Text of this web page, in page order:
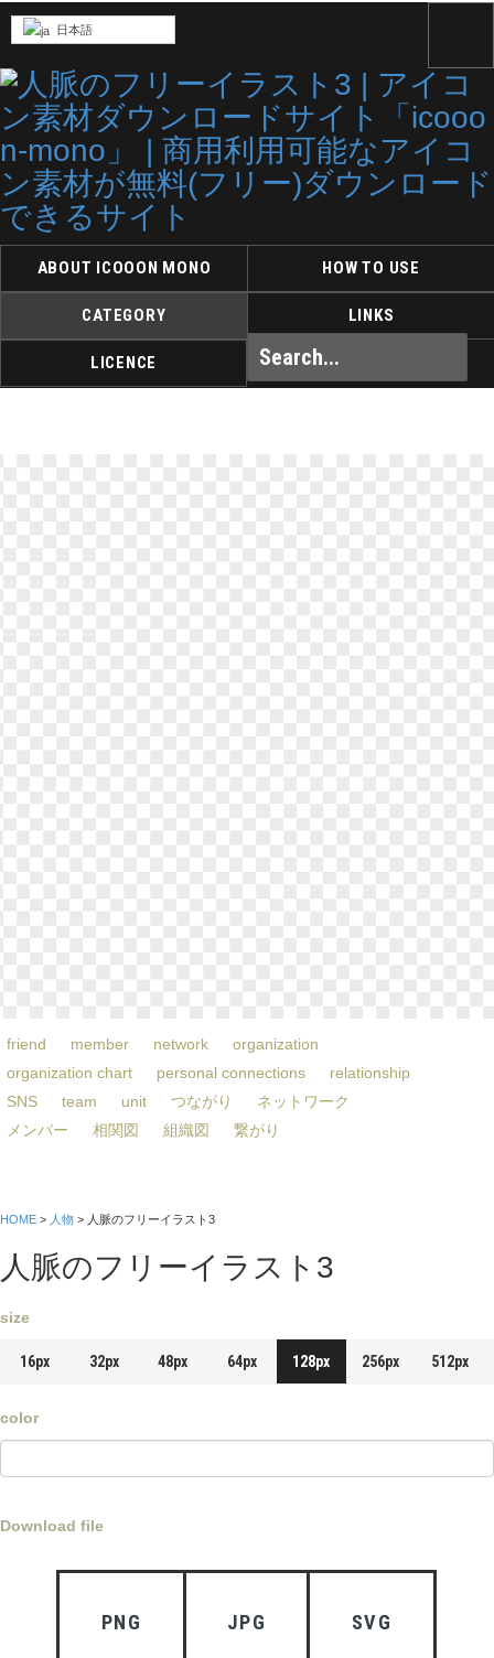
ABOUT ICOOON MONO HOW TO USE
CATEGORY LINKS
LICENCE
日本語
friend member network
organization
organization chart
personal connections
relationship
SNS
team unit つながり
ネットワーク
メンバー
相関図 組織図 繋がり
HOME > 人物 > 人脈のフリーイラスト3
人脈のフリーイラスト3
size
16px 32px 48px 64px 128px 256px 512px
color
Download file
PNG JPG SVG